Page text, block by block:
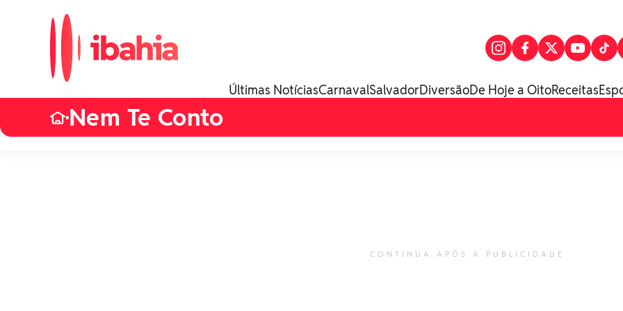
Últimas NotíciasCarnavalSalvadorDiversãoDe Hoje a OitoReceitas
•Nem Te Conto
CONTINUA APÓS A PUBLICIDADE